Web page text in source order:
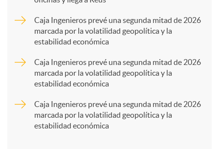
a
Caja Ingenieros prevé una segunda mitad de 2026
marcada por la volatilidad geopolítica y la
estabilidad económica
Caja Ingenieros prevé una segunda mitad de 2026
marcada por la volatilidad geopolítica y la
estabilidad económica
Caja Ingenieros prevé una segunda mitad de 2026
marcada por la volatilidad geopolítica y la
estabilidad económica